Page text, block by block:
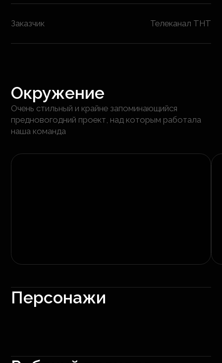
Заказчик Телеканал ТНТ
Окружение
Очень стильный и крайне запоминающийся
предновогодний проект, над которым работала
наша команда
Персонажи